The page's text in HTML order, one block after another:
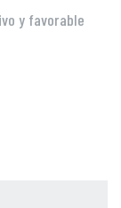
y favorable